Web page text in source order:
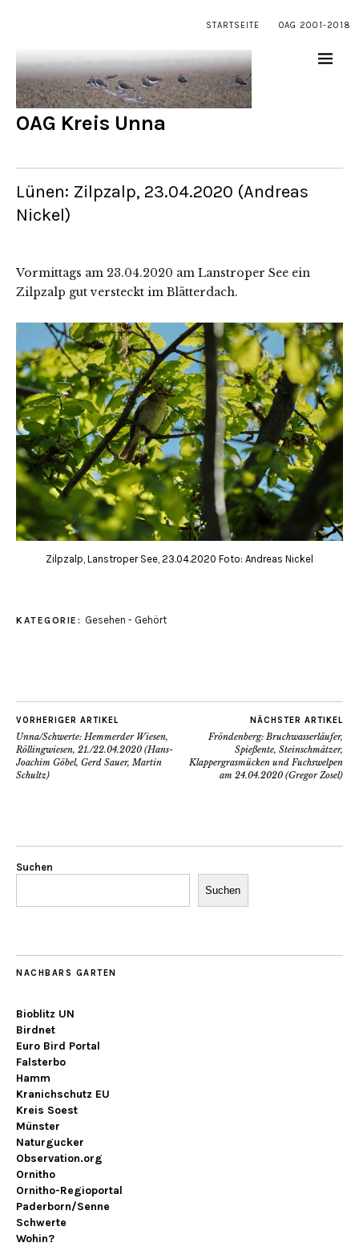
STARTSEITE OAG 2001-2018
OAG Kreis Unna
Lünen: Zilpzalp, 23.04.2020 (Andreas
Nickel)
Vormittags am 23.04.2020 am Lanstroper See ein
Zilpzalp gut versteckt im Blätterdach.
Zilpzalp, Lanstroper See, 23.04.2020 Foto: Andreas Nickel
KATEGORIE: Gesehen - Gehört
VORHERIGER ARTIKEL
Unna/Schwerte: Hemmerder Wiesen,
Röllingwiesen, 21./22.04.2020 (Hans-
Joachim Göbel, Gerd Sauer, Martin
Schultz)
NÄCHSTER ARTIKEL
Fröndenberg: Bruchwasserläufer,
Spießente, Steinschmätzer,
Klappergrasmücken und Fuchswelpen
am 24.04.2020 (Gregor Zosel)
Suchen
Suchen
NACHBARS GARTEN
Bioblitz UN
Birdnet
Euro Bird Portal
Falsterbo
Hamm
Kranichschutz EU
Kreis Soest
Münster
Naturgucker
Observation.org
Ornitho
Ornitho-Regioportal
Paderborn/Senne
Schwerte
Wohin?